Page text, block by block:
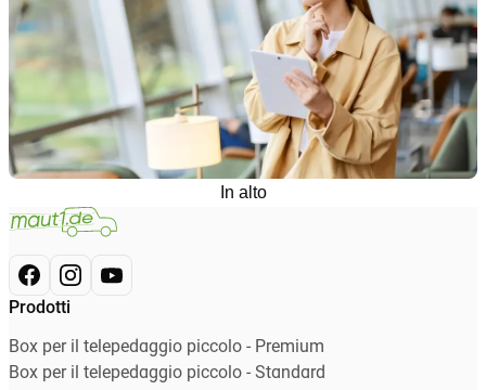
In alto
Prodotti
Box per il telepedaggio piccolo - Premium
Box per il telepedaggio piccolo - Standard